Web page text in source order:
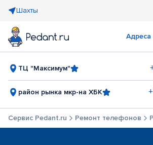
Шахты
Адреса
ТЦ "Максимум"
район рынка мкр-на ХБК
Сервис Pedant.ru Ремонт телефонов